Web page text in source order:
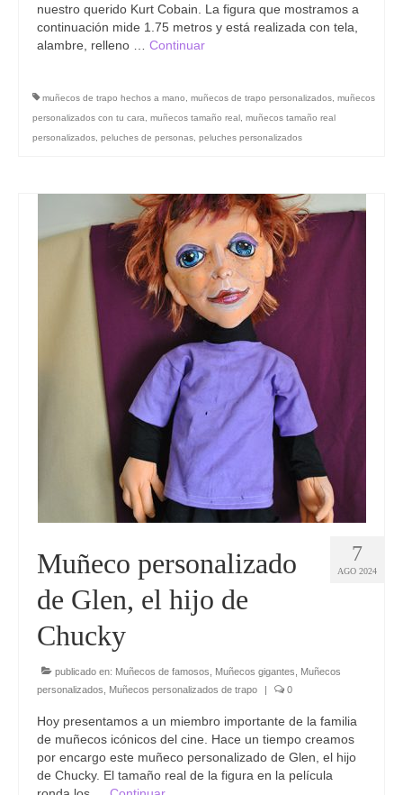
nuestro querido Kurt Cobain. La figura que mostramos a
continuación mide 1.75 metros y está realizada con tela,
alambre, relleno … Continuar
muñecos de trapo hechos a mano muñecos de trapo personalizados muñecos
personalizados con tu cara
muñecos tamaño real muñecos tamaño real
personalizados peluches de personas peluches personalizados
7
AGO 2024
Muñeco personalizado
de Glen, el hijo de
Chucky
publicado en: Muñecos de famosos Muñecos gigantes
Muñecos
personalizados
Muñecos personalizados de trapo | 0
Hoy presentamos a un miembro importante de la familia
de muñecos icónicos del cine. Hace un tiempo creamos
por encargo este muñeco personalizado de Glen, el hijo
de Chucky. El tamaño real de la figura en la película